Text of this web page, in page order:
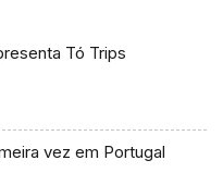
Tó Trips
vez em Portugal